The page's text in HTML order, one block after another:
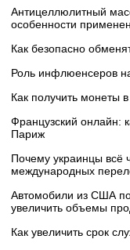
Антицеллюлитный
особенности
Как безопасно
Роль инфлюенсеров
Как получить монеты
Французский онлайн:
Париж
Почему украинцы всё
международных
Автомобили из США
увеличить объемы
Как увеличить срок